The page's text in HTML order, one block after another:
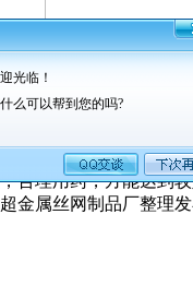
疗过程是一个辩证施药
合理用药，方能达到
金属丝网制品厂整理发
光临！
么可以帮到您的吗?